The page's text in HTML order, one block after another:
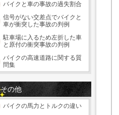
バイクと車の事故の過失割合
信号がない交差点でバイクと
車が衝突した事故の判例
駐車場に入るため左折した車
と原付の衝突事故の判例
バイクの高速道路に関する質
問集
その他
バイクの馬力とトルクの違い